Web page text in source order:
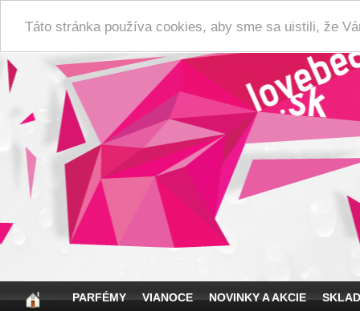
Táto stránka používa cookies, aby sme sa uistili, že
PARFÉMY VIANOCE NOVINKY A AKCIE